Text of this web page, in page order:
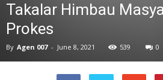
Takalar Himbau
Prokes
By Agen 007 - June 8, 2021 539 0